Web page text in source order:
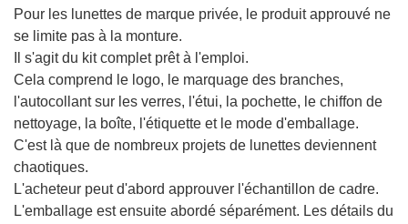
Pour les lunettes de marque privée, le produit approuvé ne
se limite pas à la monture.
Il s'agit du kit complet prêt à l'emploi.
Cela comprend le logo, le marquage des branches,
l'autocollant sur les verres, l'étui, la pochette, le chiffon de
nettoyage, la boîte, l'étiquette et le mode d'emballage.
C'est là que de nombreux projets de lunettes deviennent
chaotiques.
L'acheteur peut d'abord approuver l'échantillon de cadre.
L'emballage est ensuite abordé séparément. Les détails du